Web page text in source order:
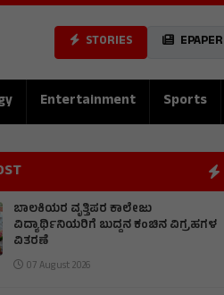
STORIES EPAPER
Entertainment Sports
ಬಾಲಕಿಯರ ವೃತ್ತಿಪರ ಕಾಲೇಜು
ವಿದ್ಯಾರ್ಥಿನಿಯರಿಗೆ ಬುದ್ದನ ಕಂಚಿನ ವಿಗ್ರಹಗಳ
ವಿತರಣೆ
07 August 2026